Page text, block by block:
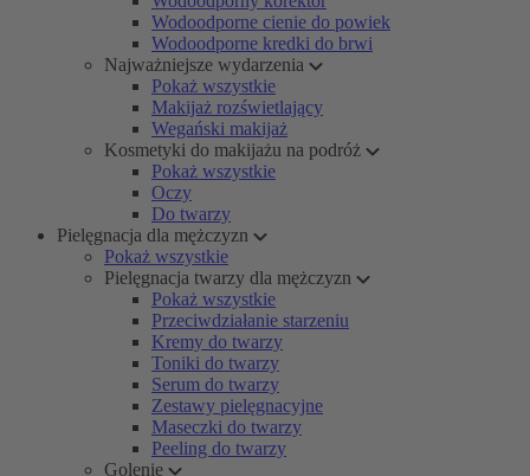
Wodoodporne cienie do powiek
Wodoodporne kredki do brwi
Najważniejsze wydarzenia
Pokaż wszystkie
Makijaż rozświetlający
Wegański makijaż
Kosmetyki do makijażu na podróż
Pokaż wszystkie
Oczy
Do twarzy
Pielęgnacja dla mężczyzn
Pokaż wszystkie
Pielęgnacja twarzy dla mężczyzn
Pokaż wszystkie
Przeciwdziałanie starzeniu
Kremy do twarzy
Toniki do twarzy
Serum do twarzy
Zestawy pielęgnacyjne
Maseczki do twarzy
Peeling do twarzy
Golenie